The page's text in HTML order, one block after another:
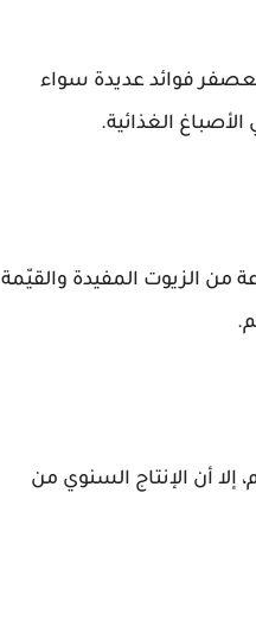
فوائد عديدة سواء
الغذائية.
من الزيوت المفيدة والقيّمة
60 دولة / منطقة في العالم، إلا أن الإنتاج السنوي من